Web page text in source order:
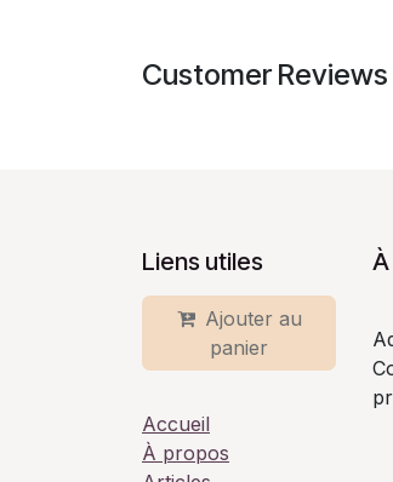
Customer Reviews
Liens utiles
Ajouter au
panier
Accueil
À propos